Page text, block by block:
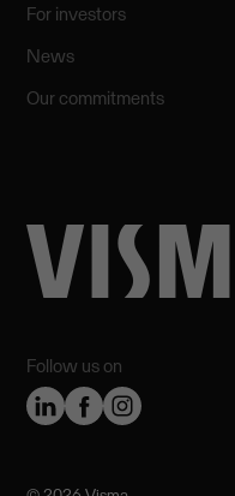
Follow us on
For investors
News
Our commitments